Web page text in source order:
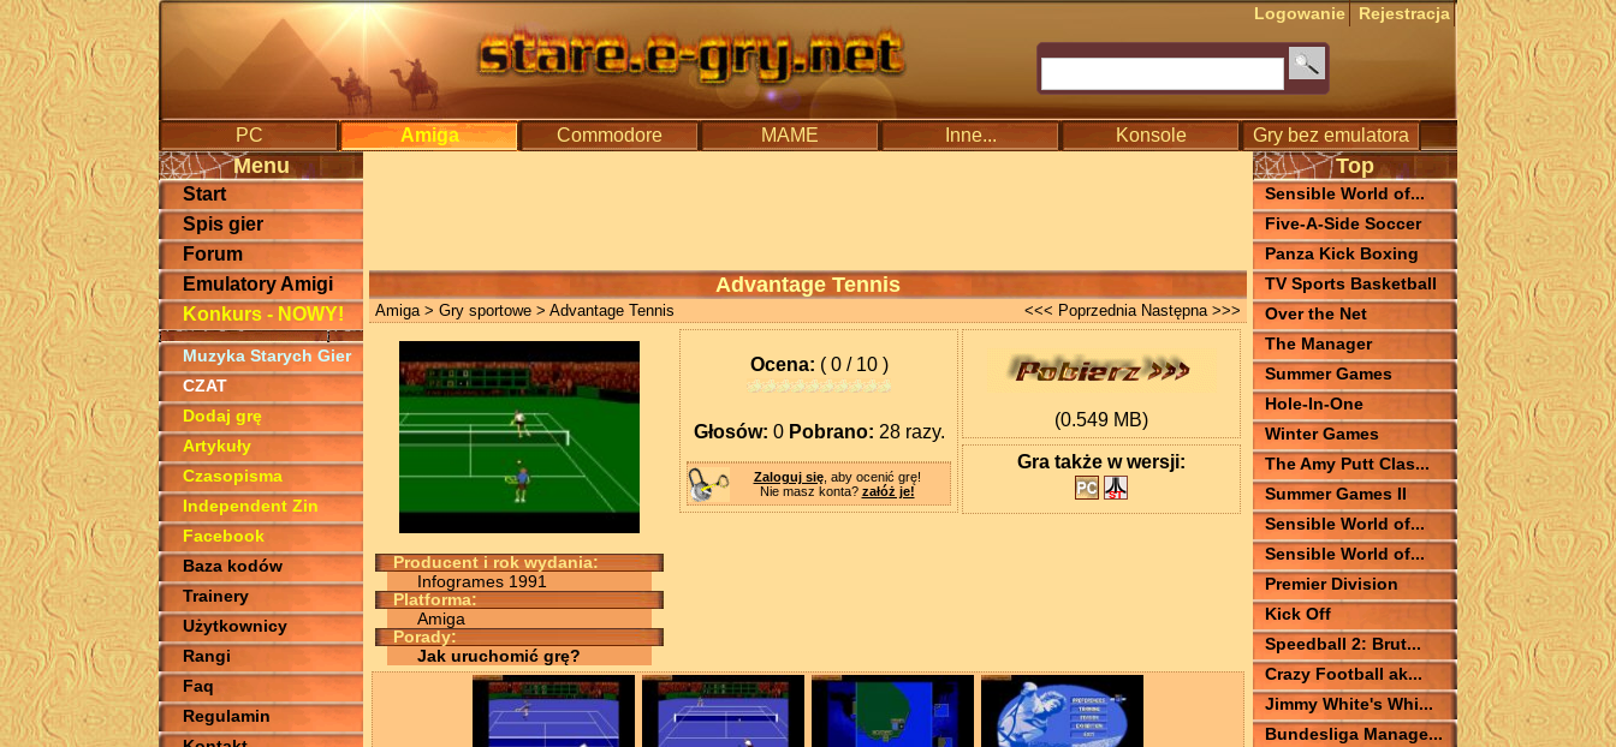
Logowanie Rejestracja
PC Amiga Commodore MAME Inne... Konsole Gry bez emulatora
Menu
Start
Spis gier
Forum
Emulatory Amigi
Konkurs - NOWY!
Muzyka Starych Gier
CZAT
Dodaj grę
Artykuły
Czasopisma
Independent Zin
Facebook
Baza kodów
Trainery
Użytkownicy
Rangi
Faq
Regulamin
Advantage Tennis
Amiga> Gry sportowe > Advantage Tennis <<< Poprzednia Następna >>>
Producent i rok wydania:
Infogrames 1991
Platforma:
Amiga
Porady:
Jak uruchomić grę?
(0.549 MB)
Gra także w wersji:
Ocena: ( 0 / 10 )
Głosów: 0 Pobrano: 28 razy.
Zaloguj się, aby ocenić grę!
Nie masz konta? załóż je!
Top
Sensible World of...
Five-A-Side Soccer
Panza Kick Boxing
TV Sports Basketball
Over the Net
The Manager
Summer Games
Hole-In-One
Winter Games
The Amy Putt Clas...
Summer Games II
Sensible World of...
Sensible World of...
Premier Division
Kick Off
Speedball 2: Brut...
Crazy Football ak...
Jimmy White's Whi...
Bundesliga Manage...